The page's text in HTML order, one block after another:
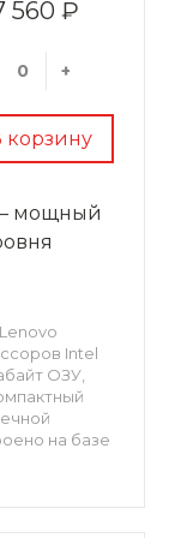
560 ₽
+
корзину
– мощный
Intel
ОЗУ,
на базе